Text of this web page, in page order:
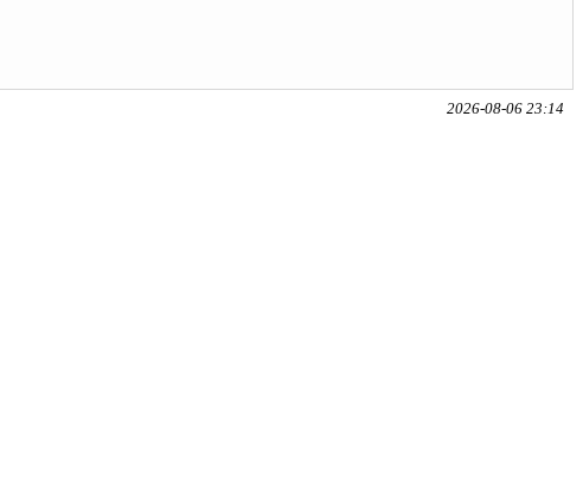
2026-08-06 23:14